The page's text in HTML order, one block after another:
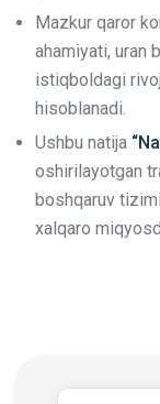
Mazkur qaror
ahamiyati, uran
istiqboldagi
hisoblanadi.
Ushbu natija
oshirilayotgan
boshqaruv
xalqaro